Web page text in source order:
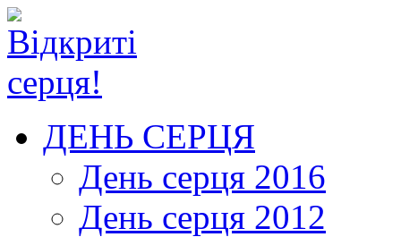
ДЕНЬ СЕРЦЯ
День серця 2016
День серця 2012